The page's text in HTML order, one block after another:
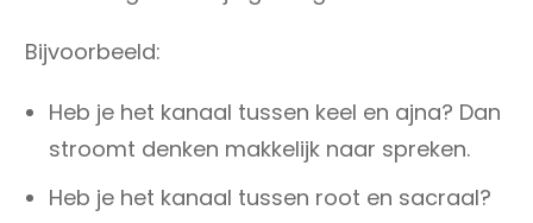
Bijvoorbeeld:
Heb je het kanaal tussen keel en ajna? Dan
stroomt denken makkelijk naar spreken.
Heb je het kanaal tussen root en sacraal?